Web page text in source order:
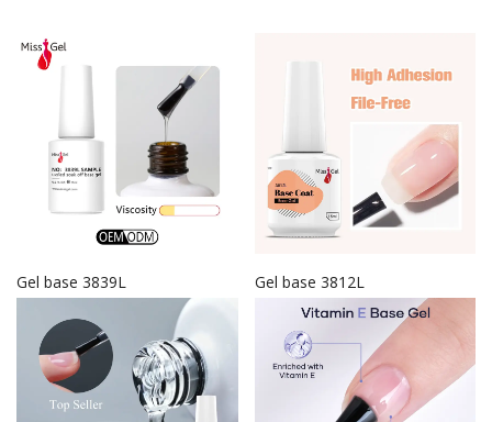
Gel base 3839L Gel base 3812L